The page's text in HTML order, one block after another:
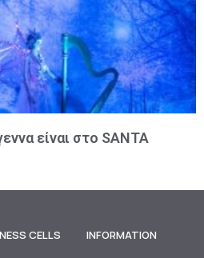
είναι στο SANTA
CELLS INFORMATION